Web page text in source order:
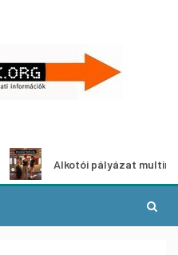
Alkotói pályázat multimédia-